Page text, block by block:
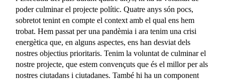
poder culminar el projecte polític. Quatre anys són pocs,
sobretot tenint en compte el context amb el qual ens hem
trobat. Hem passat per una pandèmia i ara tenim una crisi
energètica que, en alguns aspectes, ens han desviat dels
nostres objectius prioritaris. Tenim la voluntat de culminar el
nostre projecte, que estem convençuts que és el millor per als
nostres ciutadans i ciutadanes. També hi ha un component